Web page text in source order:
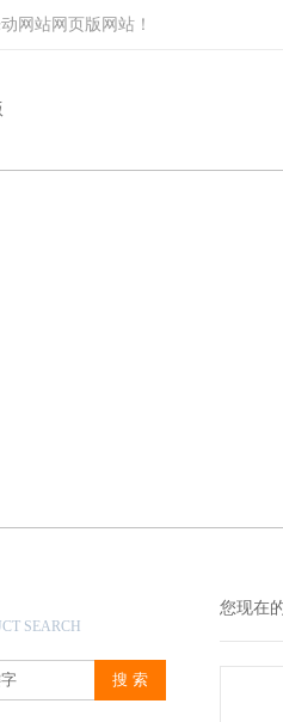
网站网页版网站！
SEARCH
您现在